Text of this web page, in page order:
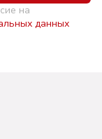
на
данных